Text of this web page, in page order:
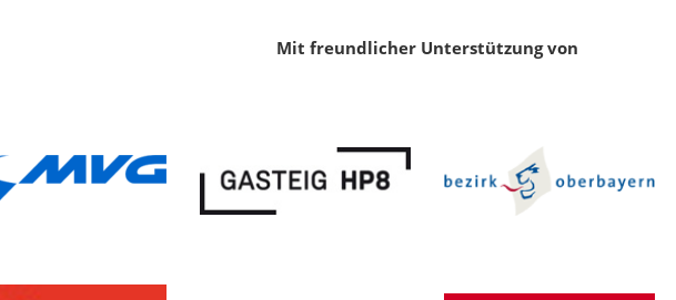
Mit freundlicher Unterstützung von